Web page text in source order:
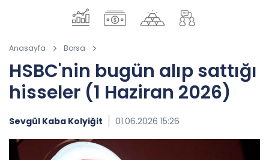
Anasayfa Borsa
HSBC'nin bugün alıp sattığı
hisseler (1 Haziran 2026)
Sevgül Kaba Kolyiğit 01.06.2026 15:26